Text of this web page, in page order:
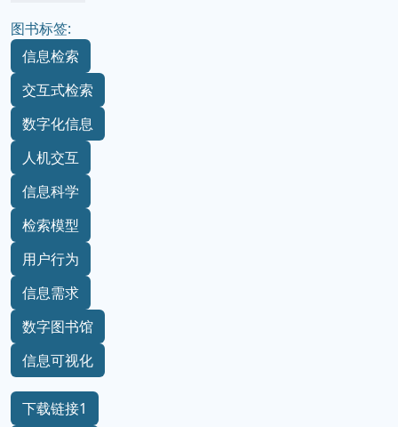
图书标签:
信息检索
交互式检索
数字化信息
人机交互
信息科学
检索模型
用户行为
信息需求
数字图书馆
信息可视化
下载链接1